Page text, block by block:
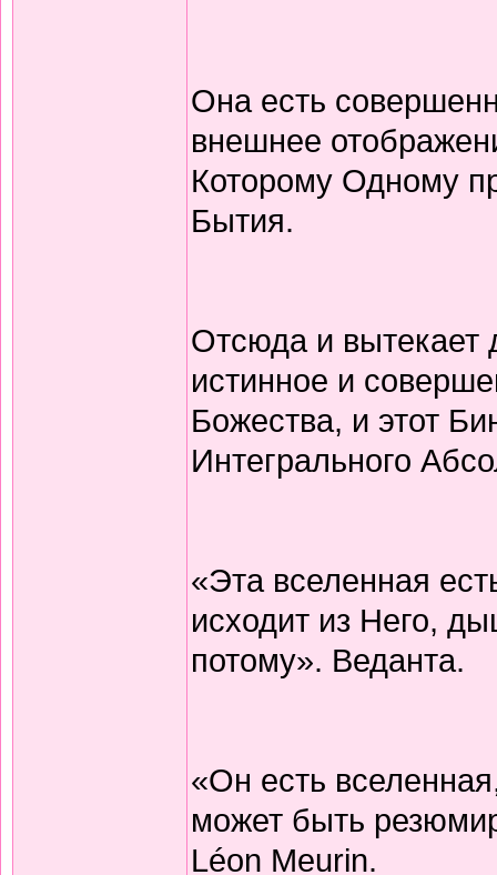
Она есть
внешнее
Которому Одному
Бытия.
Отсюда и вытекает
истинное и
Божества, и этот
Интегрального
«Эта вселенная
исходит из Него,
потому». Веданта.
«Он есть
может быть
Léon Meurin.